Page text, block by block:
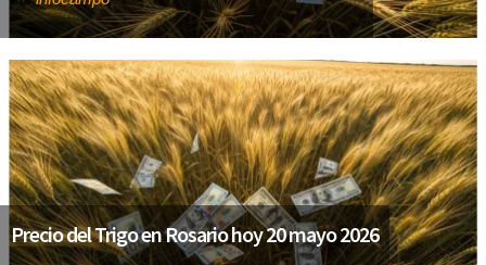
Precio del Trigo en Rosario hoy 20 mayo 2026